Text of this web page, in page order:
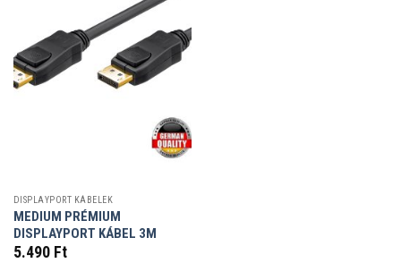
DISPLAYPORT KÁBELEK
MEDIUM PRÉMIUM
DISPLAYPORT KÁBEL 3M
5.490 Ft